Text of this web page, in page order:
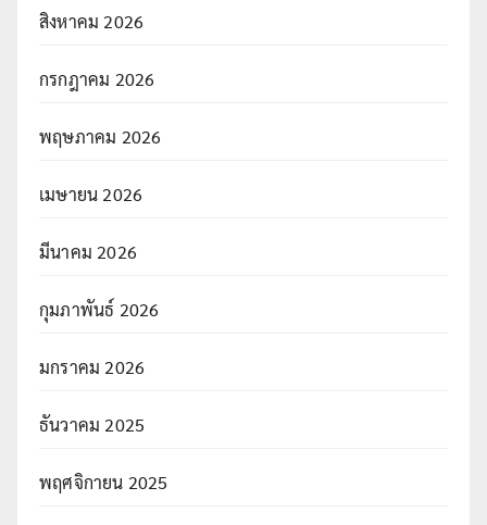
สิงหาคม 2026
กรกฎาคม 2026
พฤษภาคม 2026
เมษายน 2026
มีนาคม 2026
กุมภาพันธ์ 2026
มกราคม 2026
ธันวาคม 2025
พฤศจิกายน 2025